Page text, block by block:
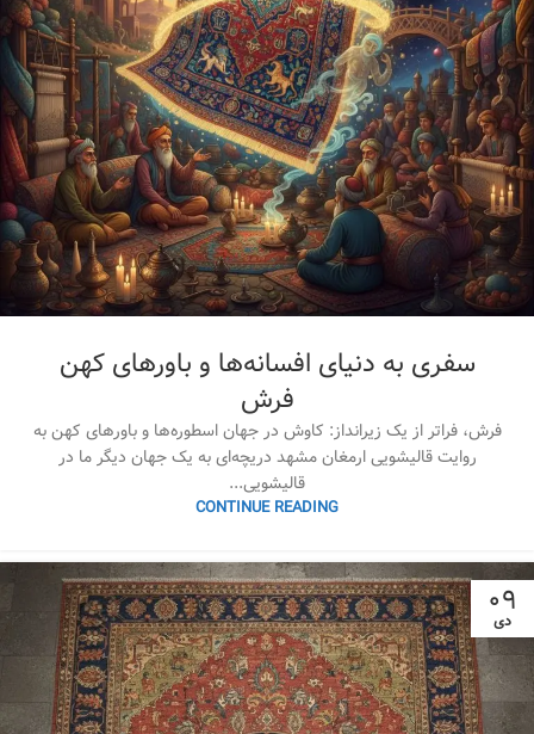
سفری به دنیای افسانه‌ها و باورهای کهن
فرش
فرش، فراتر از یک زیرانداز: کاوش در جهان اسطوره‌ها و باورهای کهن به
روایت قالیشویی ارمغان مشهد دریچه‌ای به یک جهان دیگر ما در
قالیشویی...
CONTINUE READING
۰۹
دی